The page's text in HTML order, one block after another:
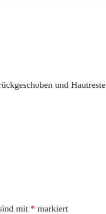
und Hautreste
mit * markiert